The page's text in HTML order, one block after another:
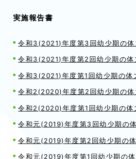
実施報告書
令和3(2021)年度第3回幼少期の
令和3(2021)年度第2回幼少期の
令和3(2021)年度第1回幼少期の
令和2(2020)年度第2回幼少期の
令和2(2020)年度第1回幼少期の
令和元(2019)年度第3回幼少期の
令和元(2019)年度第2回幼少期の
令和元(2019)年度第1回幼少期の